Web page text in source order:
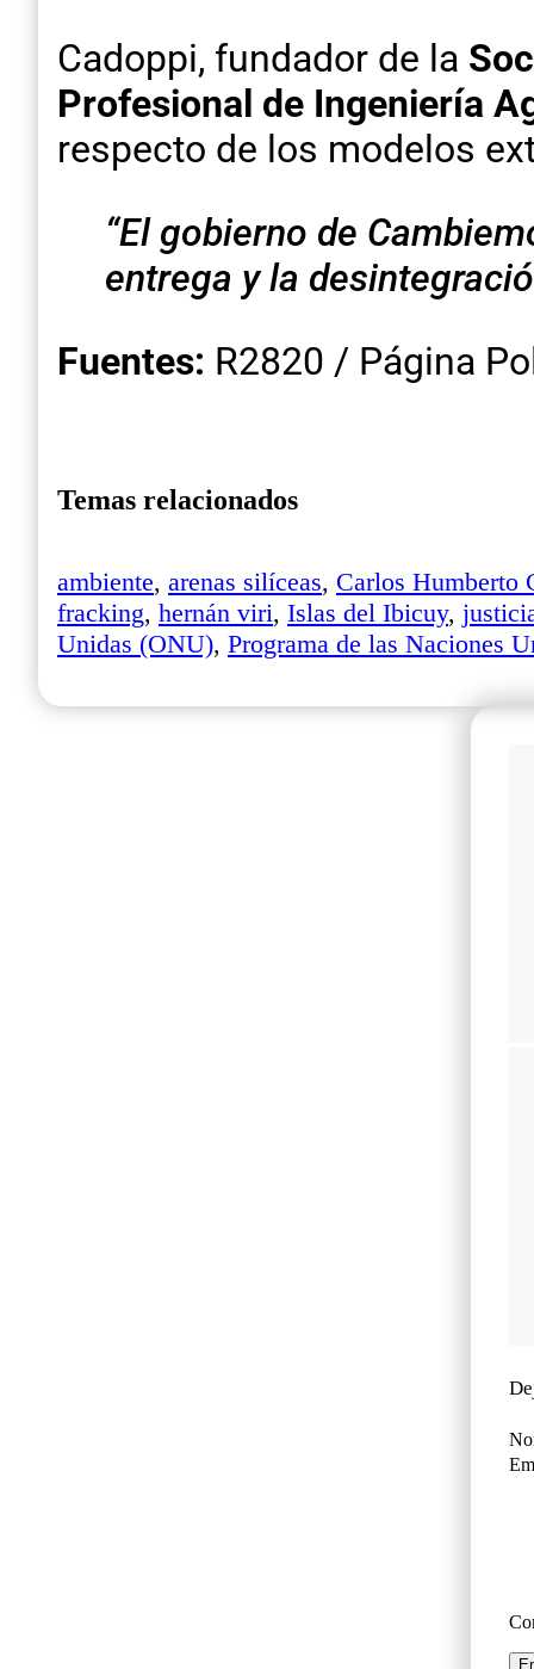
Cadoppi, fundador de la
Profesional de Ingeniería
respecto de los modelos
“El gobierno de
entrega y la
Fuentes: R2820 / Página
Temas relacionados
ambiente, arenas silíceas, Carlos Humberto
fracking, hernán viri, Islas del Ibicuy,
Unidas (ONU), Programa de las Naciones